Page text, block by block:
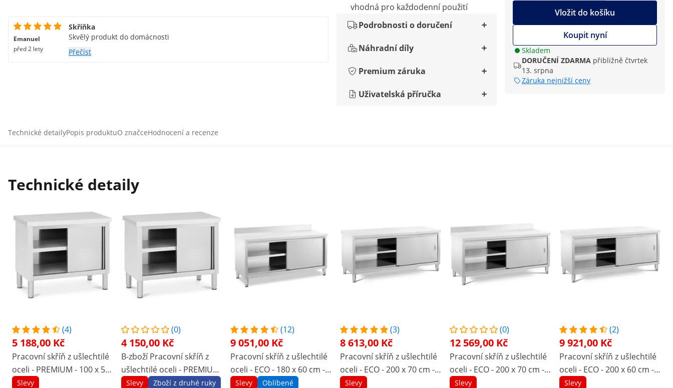
Vložit do košíku
Koupit nyní
Skladem
DORUČENÍ ZDARMA přibližně čtvrtek
13. srpna
Záruka nejnižší ceny
vhodná pro každodenní použití
Podrobnosti o doručení
Náhradní díly
Premium záruka
Uživatelská příručka
Emanuel
před 2 lety
Skříňka
Skvělý produkt do domácnosti
Přečíst
Technické detailyPopis produktuO značceHodnocení a recenze
Technické detaily
(4)
5 188,00 Kč
Pracovní skříň z ušlechtilé
oceli - PREMIUM - 100 x 50
cm - 330 kg - Royal
Slevy
(0)
4 150,00 Kč
B-zboží Pracovní skříň z
ušlechtilé oceli - PREMIUM
- 100 x 50 cm - 330 kg -
Slevy Zboží z druhé ruky
(12)
9 051,00 Kč
Pracovní skříň z ušlechtilé
oceli - ECO - 180 x 60 cm -
600 kg - lemování - Royal
Slevy Oblíbené
(3)
8 613,00 Kč
Pracovní skříň z ušlechtilé
oceli - ECO - 200 x 70 cm -
600 kg - Royal Catering
Slevy
(0)
12 569,00 Kč
Pracovní skříň z ušlechtilé
oceli - ECO - 200 x 70 cm -
600 kg - lemování - Royal
Slevy
(2)
9 921,00 Kč
Pracovní skříň z ušlechtilé
oceli - ECO - 200 x 60 cm -
600 kg - Royal Catering
Slevy